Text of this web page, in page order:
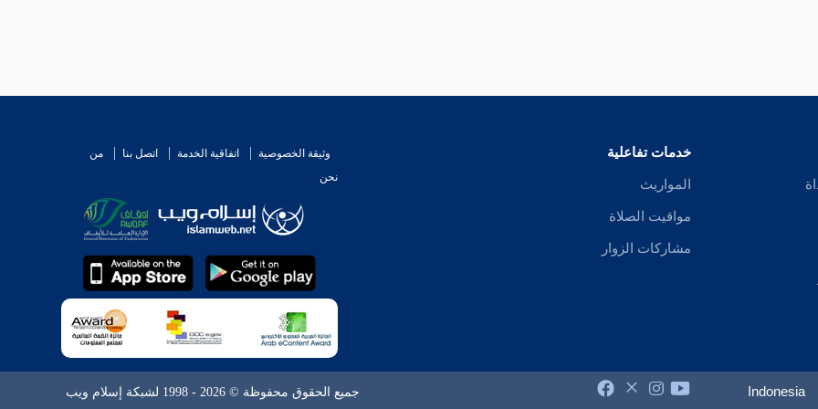
خدمات تفاعلية
المواريث
مواقيت الصلاة
مشاركات الزوار
وثيقة الخصوصية اتفاقية الخدمة اتصل بنا
من
نحن
Indonesia جميع الحقوق محفوظة © 2026 - 1998 لشبكة إسلام ويب